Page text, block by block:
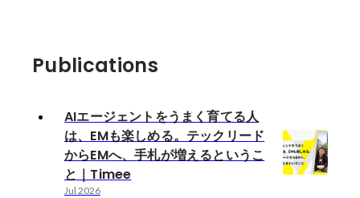
Publications
AIエージェントをうまく育てる人
は、EMも楽しめる。テックリード
からEMへ、手札が増えるというこ
と｜Timee
Jul 2026